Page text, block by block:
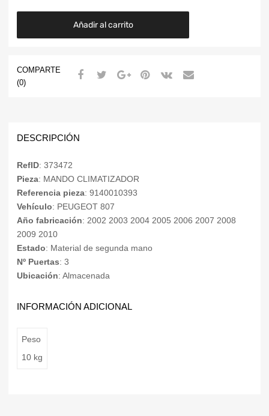
Añadir al carrito
COMPARTE
(0)
DESCRIPCIÓN
RefID: 373472
Pieza: MANDO CLIMATIZADOR
Referencia pieza: 9140010393
Vehículo: PEUGEOT 807
Año fabricación: 2002 2003 2004 2005 2006 2007 2008
2009 2010
Estado: Material de segunda mano
Nº Puertas: 3
Ubicación: Almacenada
INFORMACIÓN ADICIONAL
Peso
10 kg